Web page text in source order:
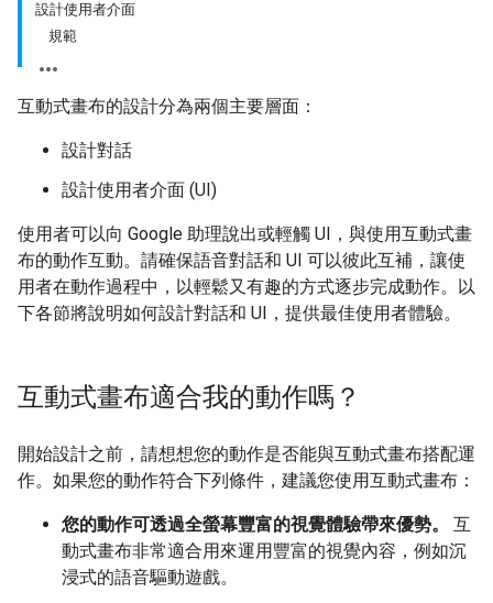
設計使用者介面
規範
互動式畫布的設計分為兩個主要層面：
設計對話
設計使用者介面 (UI)
使用者可以向 Google 助理說出或輕觸 UI，與使用互動式畫
布的動作互動。請確保語音對話和 UI 可以彼此互補，讓使
用者在動作過程中，以輕鬆又有趣的方式逐步完成動作。以
下各節將說明如何設計對話和 UI，提供最佳使用者體驗。
互動式畫布適合我的動作嗎？
開始設計之前，請想想您的動作是否能與互動式畫布搭配運
作。如果您的動作符合下列條件，建議您使用互動式畫布：
您的動作可透過全螢幕豐富的視覺體驗帶來優勢。
互
動式畫布非常適合用來運用豐富的視覺內容，例如沉
浸式的語音驅動遊戲。